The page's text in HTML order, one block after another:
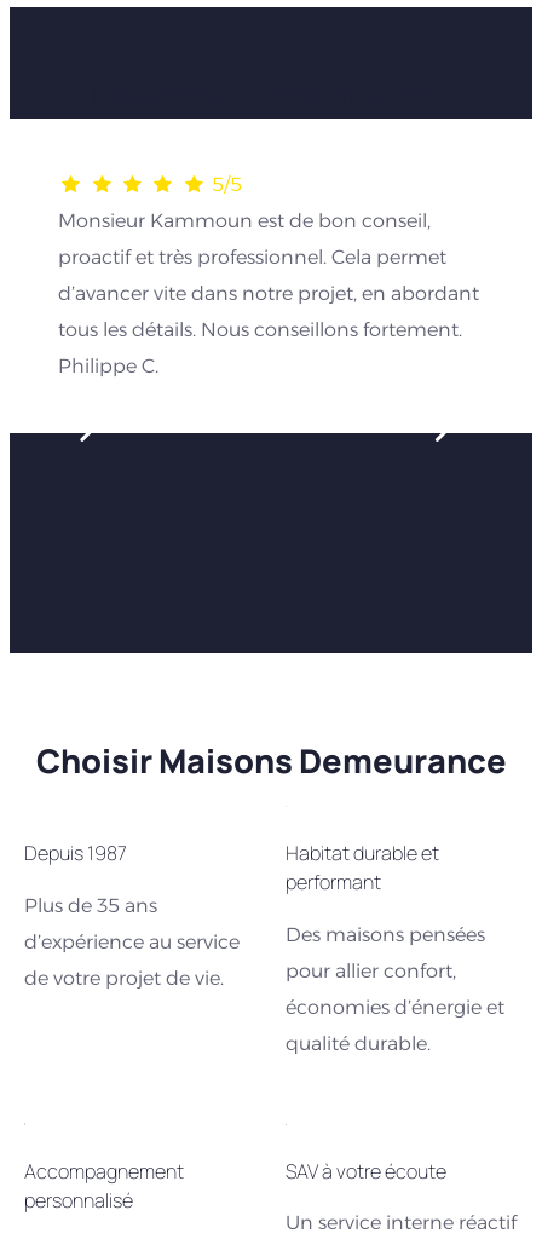
5/5
Monsieur Kammoun est de bon conseil,
proactif et très professionnel. Cela permet
d’avancer vite dans notre projet, en abordant
tous les détails. Nous conseillons fortement.
Philippe C.
Choisir Maisons Demeurance
Depuis 1987
Plus de 35 ans
d’expérience au service
de votre projet de vie.
Habitat durable et
performant
Des maisons pensées
pour allier confort,
économies d’énergie et
qualité durable.
Accompagnement
personnalisé
SAV à votre écoute
Un service interne réactif